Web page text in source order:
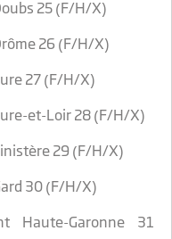
25 (F/H/X)
26 (F/H/X)
27 (F/H/X)
et-Loir 28 (F/H/X)
29 (F/H/X)
30 (F/H/X)
Haute-Garonne 31